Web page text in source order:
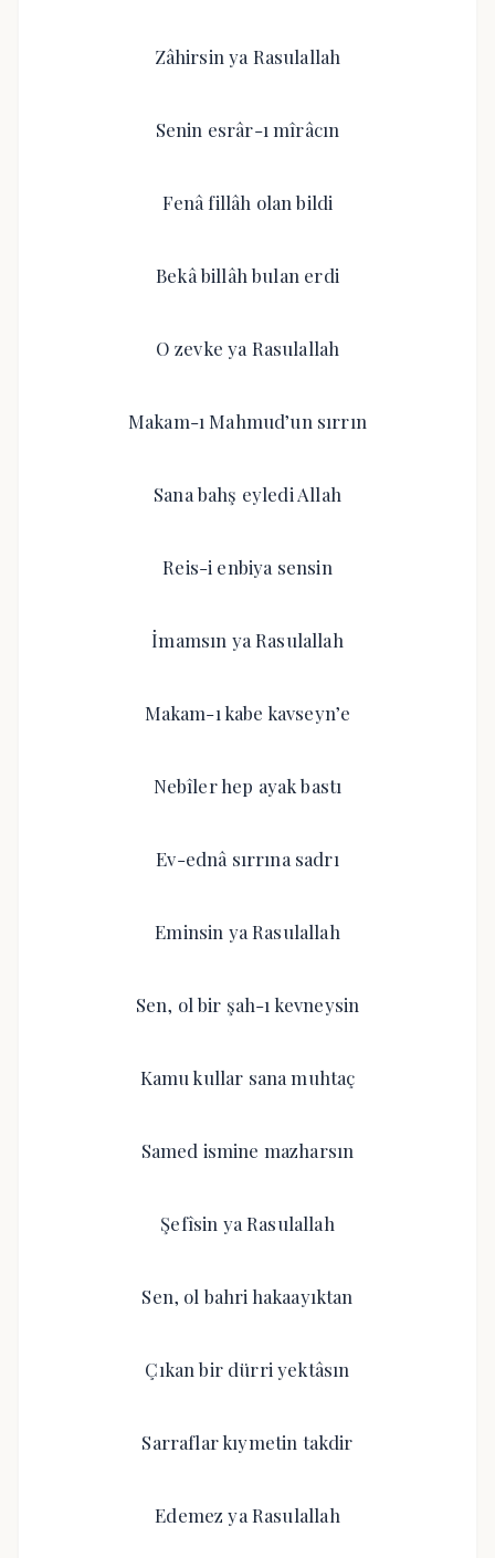
Zâhirsin ya Rasulallah
Senin esrâr-ı mîrâcın
Fenâ fillâh olan bildi
Bekâ billâh bulan erdi
O zevke ya Rasulallah
Makam-ı Mahmud’un sırrın
Sana bahş eyledi Allah
Reis-i enbiya sensin
İmamsın ya Rasulallah
Makam-ı kabe kavseyn’e
Nebîler hep ayak bastı
Ev-ednâ sırrına sadrı
Eminsin ya Rasulallah
Sen, ol bir şah-ı kevneysin
Kamu kullar sana muhtaç
Samed ismine mazharsın
Şefîsin ya Rasulallah
Sen, ol bahri hakaayıktan
Çıkan bir dürri yektâsın
Sarraflar kıymetin takdir
Edemez ya Rasulallah